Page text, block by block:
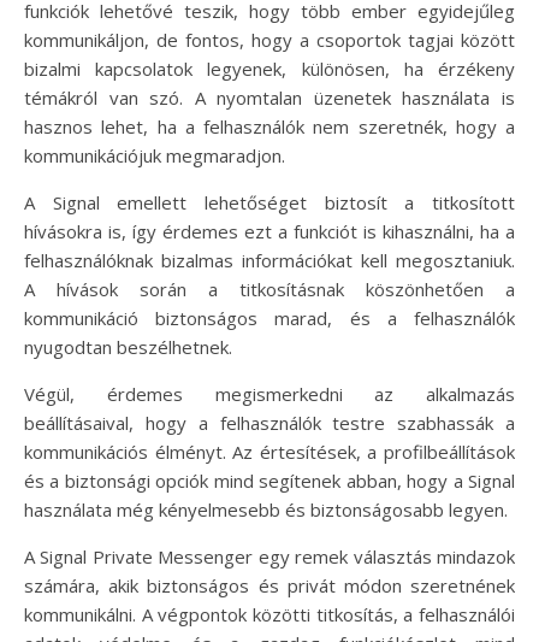
funkciók lehetővé teszik, hogy több ember egyidejűleg
kommunikáljon, de fontos, hogy a csoportok tagjai között
bizalmi kapcsolatok legyenek, különösen, ha érzékeny
témákról van szó. A nyomtalan üzenetek használata is
hasznos lehet, ha a felhasználók nem szeretnék, hogy a
kommunikációjuk megmaradjon.
A Signal emellett lehetőséget biztosít a titkosított
hívásokra is, így érdemes ezt a funkciót is kihasználni, ha a
felhasználóknak bizalmas információkat kell megosztaniuk.
A hívások során a titkosításnak köszönhetően a
kommunikáció biztonságos marad, és a felhasználók
nyugodtan beszélhetnek.
Végül, érdemes megismerkedni az alkalmazás
beállításaival, hogy a felhasználók testre szabhassák a
kommunikációs élményt. Az értesítések, a profilbeállítások
és a biztonsági opciók mind segítenek abban, hogy a Signal
használata még kényelmesebb és biztonságosabb legyen.
A Signal Private Messenger egy remek választás mindazok
számára, akik biztonságos és privát módon szeretnének
kommunikálni. A végpontok közötti titkosítás, a felhasználói